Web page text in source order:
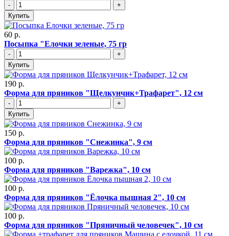
-
+
Купить
60 р.
Посыпка "Елочки зеленые, 75 гр
-
+
Купить
190 р.
Форма для пряников "Щелкунчик+Трафарет", 12 см
-
+
Купить
150 р.
Форма для пряников "Снежинка", 9 см
100 р.
Форма для пряников "Варежка", 10 см
100 р.
Форма для пряников "Ёлочка пышная 2", 10 см
100 р.
Форма для пряников "Пряничный человечек", 10 см